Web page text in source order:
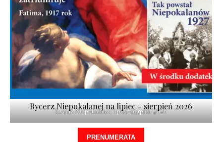
Rycerz Niepokalanej lipiec-sierpień 2026
Rycerz Niepokalanej na lipiec - sierpień 2026
PRENUMERATA